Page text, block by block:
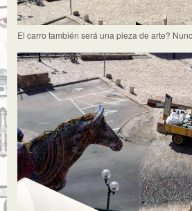
El carro también será una pieza de arte?